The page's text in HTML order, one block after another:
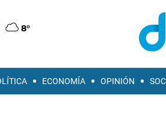
8°
ECONOMÍA OPINIÓN